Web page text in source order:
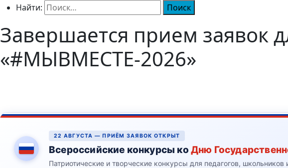
Найти:
Завершается прием заявок
«#МЫВМЕСТЕ-2026»
22 АВГУСТА — ПРИЁМ ЗАЯВОК ОТКРЫТ
Всероссийские конкурсы ко Дню
Патриотические и творческие конкурсы для педагогов, школьников